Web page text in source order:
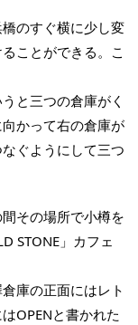
のすぐ横に少し変
ことができる。こ
と三つの倉庫がく
かって右の倉庫が
ぐようにして三つ
その場所で小樽を
STONE」カフェ
庫の正面にはレト
OPENと書かれた